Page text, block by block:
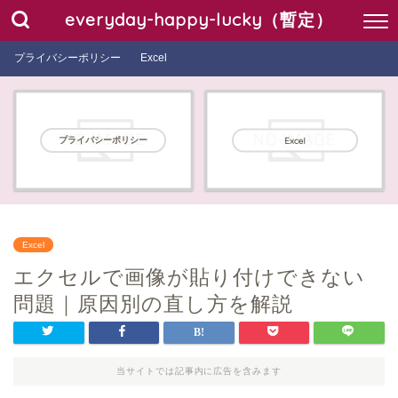
everyday-happy-lucky（暫定）
プライバシーポリシー Excel
プライバシーポリシー Excel
Excel
エクセルで画像が貼り付けできない
問題｜原因別の直し方を解説
当サイトでは記事内に広告を含みます